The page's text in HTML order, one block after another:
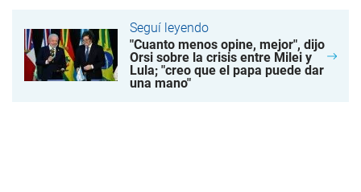
Seguí leyendo
"Cuanto menos opine, mejor", dijo
Orsi sobre la crisis entre Milei y
Lula; "creo que el papa puede dar
una mano"